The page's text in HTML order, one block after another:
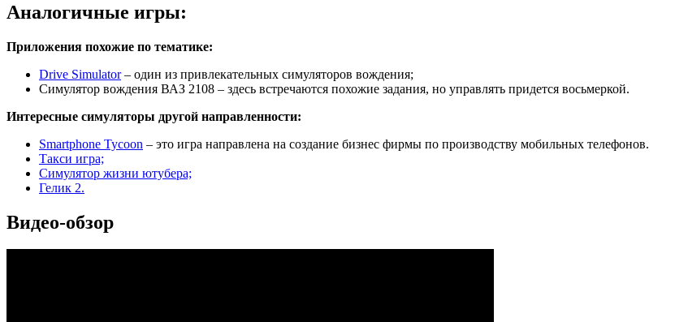
Аналогичные игры:
Приложения похожие по тематике:
Drive Simulator– один из привлекательных симуляторов вождения;
Симулятор вождения ВАЗ 2108 – здесь встречаются похожие задания, но управлять придется восьмеркой.
Интересные симуляторы другой направленности:
Smartphone Tycoon – это игра направлена на создание бизнес фирмы по производству мобильных телефонов.
Такси игра;
Симулятор жизни ютубера;
Гелик 2.
Видео-обзор